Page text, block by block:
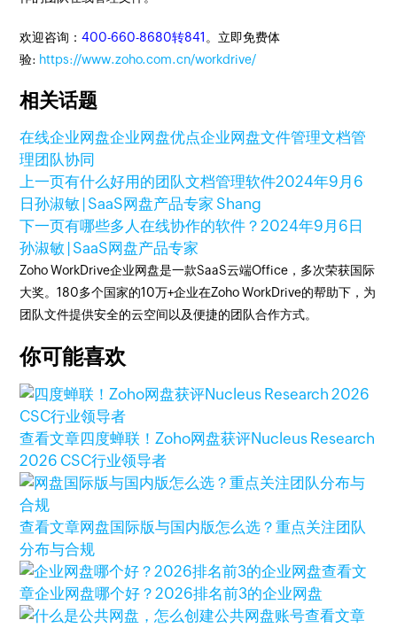
欢迎咨询：400-660-8680转841 。立即免费体
验: https://www.zoho.com.cn/workdrive/
相关话题
在线企业网盘企业网盘优点企业网盘文件管理文档管
理团队协同
上一页有什么好用的团队文档管理软件2024年9月6
日孙淑敏 | SaaS网盘产品专家 Shang
下一页有哪些多人在线协作的软件？2024年9月6日
孙淑敏 | SaaS网盘产品专家
Zoho WorkDrive企业网盘是一款SaaS云端Office，多次荣获国际
大奖。180多个国家的10万+企业在Zoho WorkDrive的帮助下，为
团队文件提供安全的云空间以及便捷的团队合作方式。
你可能喜欢
查看文章四度蝉联！Zoho网盘获评Nucleus Research
2026 CSC行业领导者
查看文章网盘国际版与国内版怎么选？重点关注团队
分布与合规
查看文
章企业网盘哪个好？2026排名前3的企业网盘
查看文章